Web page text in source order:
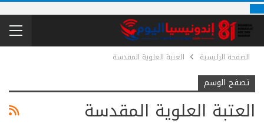
الصفحة الرئيسية العتبة العلوية المقدسة
تصفح الوسم
العتبة العلوية المقدسة